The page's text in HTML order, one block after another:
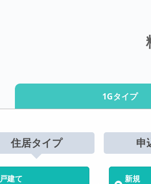
1Gタイプ
住居タイプ
戸建て
申
新規